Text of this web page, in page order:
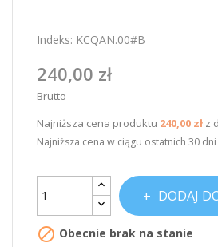
Indeks: KCQAN.00#B
240,00 zł
Brutto
Najniższa cena produktu 240,00 zł z
Najniższa cena w ciągu ostatnich 30 dni
DODAJ
 Obecnie brak na stanie